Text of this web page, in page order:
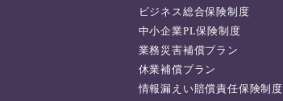
ビジネス総合保険制度
中小企業PL保険制度
業務災害補償プラン
休業補償プラン
情報漏えい賠償責任保険制度